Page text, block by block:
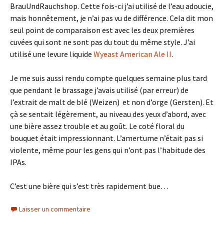
BrauUndRauchshop. Cette fois-ci j’ai utilisé de l’eau adoucie,
mais honnêtement, je n’ai pas vu de différence. Cela dit mon
seul point de comparaison est avec les deux premières
cuvées qui sont ne sont pas du tout du même style. J’ai
utilisé une levure liquide Wyeast American Ale II.
Je me suis aussi rendu compte quelques semaine plus tard
que pendant le brassage j’avais utilisé (par erreur) de
l’extrait de malt de blé (Weizen) et non d’orge (Gersten). Et
çà se sentait légèrement, au niveau des yeux d’abord, avec
une bière assez trouble et au goût. Le coté floral du
bouquet était impressionnant. L’amertume n’était pas si
violente, même pour les gens qui n’ont pas l’habitude des
IPAs.
C’est une bière qui s’est très rapidement bue…
Laisser un commentaire